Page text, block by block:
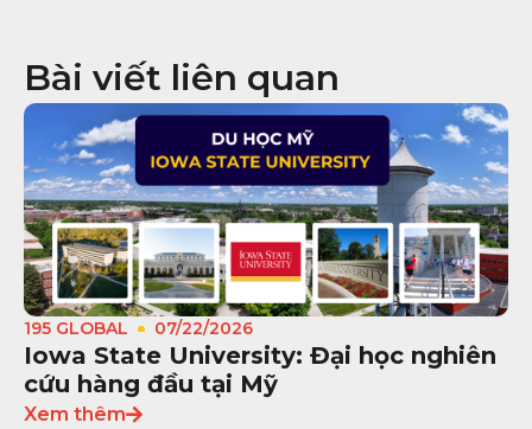
Bài viết liên quan
195 GLOBAL 07/22/2026
Iowa State University: Đại học nghiên
cứu hàng đầu tại Mỹ
Xem thêm